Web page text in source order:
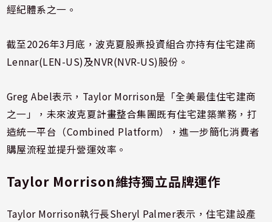
經紀體系之一。
截至2026年3月底，波克夏股票投資組合亦持有住宅建商
Lennar(LEN-US)及NVR(NVR-US)股份。
Greg Abel表示，Taylor Morrison是「全美最佳住宅建商
之一」，未來波克夏計畫整合集團既有住宅建築業務，打
造統一平台（Combined Platform），進一步簡化消費者
購屋流程並提升營運效率。
Taylor Morrison維持獨立品牌運作
Taylor Morrison執行長Sheryl Palmer表示，住宅建設產